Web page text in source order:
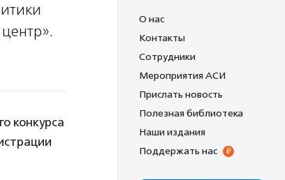
конкурса
О нас
Контакты
Сотрудники
Мероприятия АСИ
Прислать новость
Полезная библиотека
Наши издания
Поддержать нас